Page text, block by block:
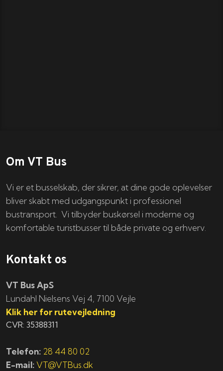
Om VT Bus
Vi er et busselskab, der sikrer, at dine gode oplevelser
bliver skabt med udgangspunkt i professionel
bustransport. Vi tilbyder buskørsel i moderne og
komfortable turistbusser til både private og erhverv.
Kontakt os
VT Bus ApS
​​​Lundahl Nielsens Vej 4, 7100 Vejle
Klik her for rutevejledning
CVR: 35388311
Telefon: 28 44 80 02
E-mail: VT@VTBus.dk